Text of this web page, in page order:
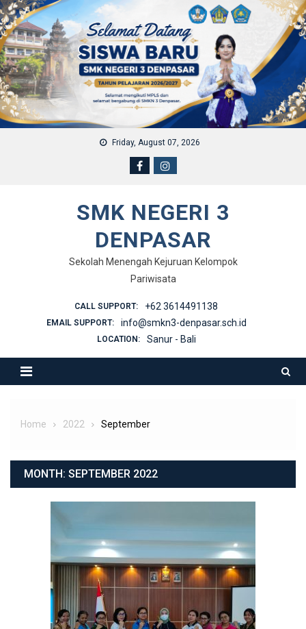
Skip to content
Friday, August 07, 2026
SMK NEGERI 3
DENPASAR
Sekolah Menengah Kejuruan Kelompok
Pariwisata
CALL SUPPORT: +62 3614491138
EMAIL SUPPORT: info@smkn3-denpasar.sch.id
LOCATION: Sanur - Bali
Home 2022 September
MONTH: SEPTEMBER 2022